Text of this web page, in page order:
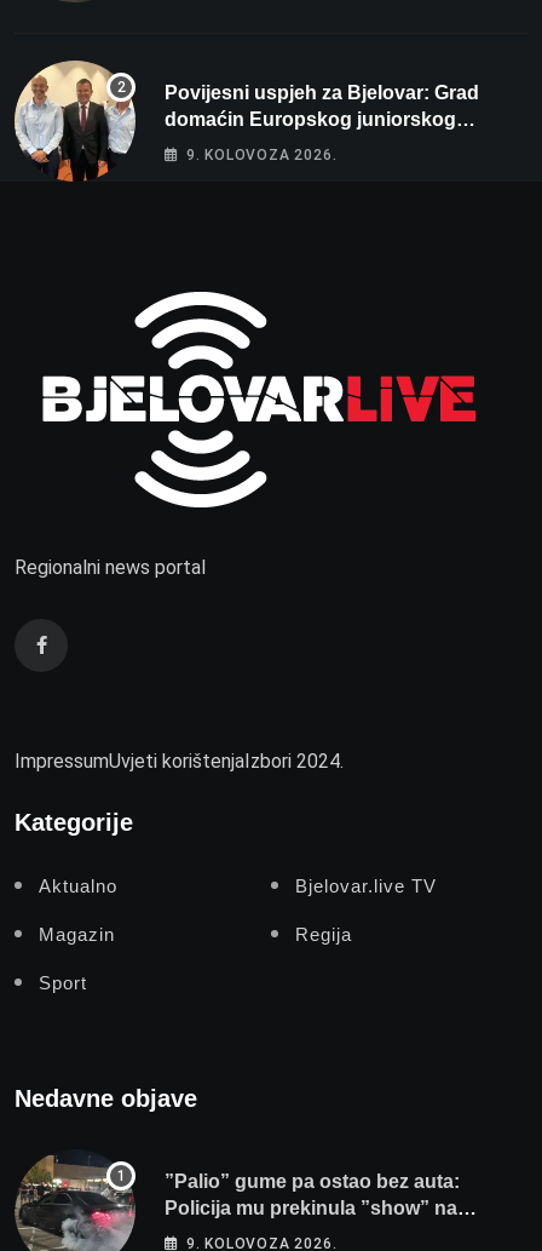
Povijesni uspjeh za Bjelovar: Grad
domaćin Europskog juniorskog
prvenstva u plivanju 2027!
9. KOLOVOZA 2026.
Regionalni news portal
ImpressumUvjeti korištenjaIzbori 2024.
Kategorije
Aktualno Bjelovar.live TV
Magazin Regija
Sport
Nedavne objave
”Palio” gume pa ostao bez auta:
Policija mu prekinula ”show” na
parkingu u Bjelovaru
9. KOLOVOZA 2026.